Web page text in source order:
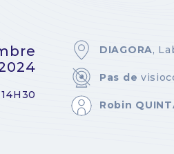
DIAGORA,
Pas de
Robin